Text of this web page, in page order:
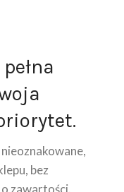
bez
zawartości.